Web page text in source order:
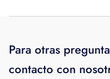
Para otras
contacto con